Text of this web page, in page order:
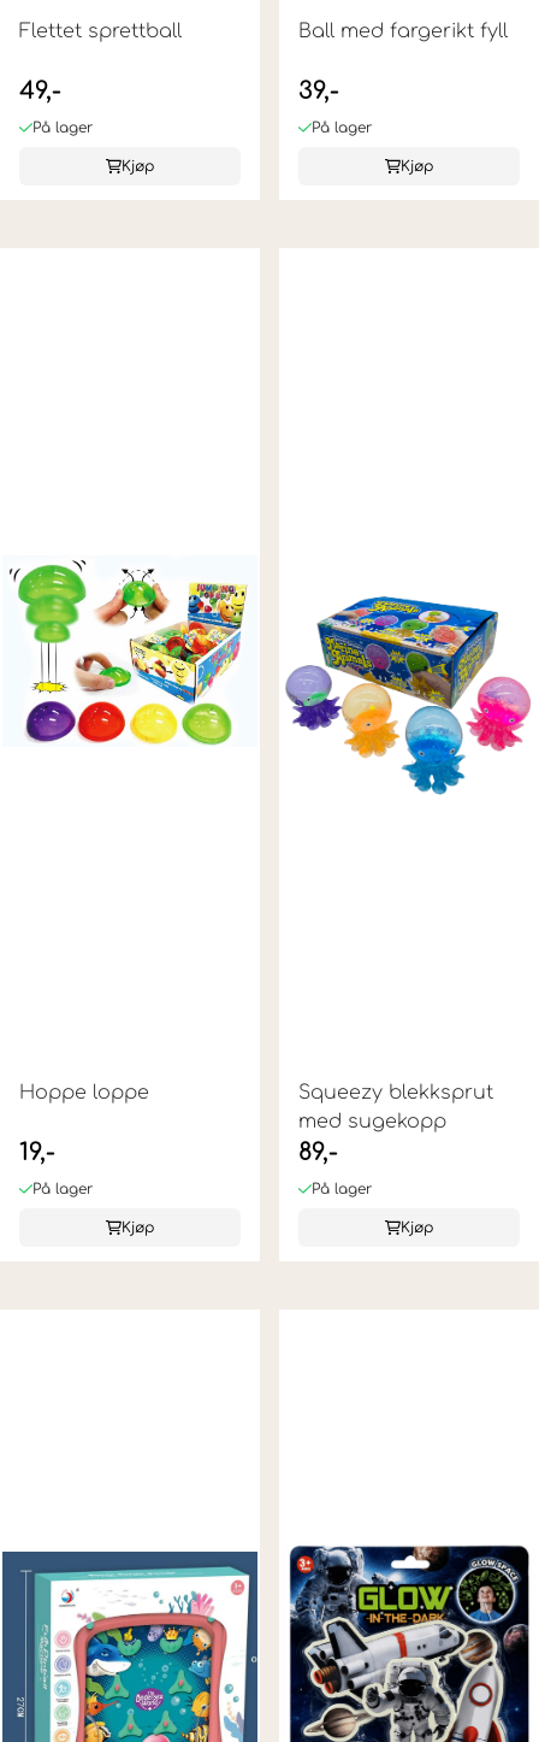
Flettet sprettball
49,-
På lager
Kjøp
Ball med fargerikt fyll
39,-
På lager
Kjøp
Hoppe loppe
19,-
På lager
Kjøp
Squeezy blekksprut
med sugekopp
89,-
På lager
Kjøp